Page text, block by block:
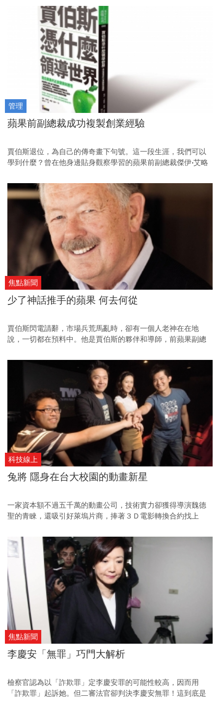
管理
蘋果前副總裁成功複製創業經驗
賈伯斯退位，為自己的傳奇畫下句號。這一段生涯，我們可以
學到什麼？曾在他身邊貼身觀察學習的蘋果前副總裁傑伊‧艾略
焦點新聞
少了神話推手的蘋果 何去何從
賈伯斯閃電請辭，市場兵荒馬亂時，卻有一個人老神在在地
說，一切都在預料中。他是賈伯斯的夥伴和導師，前蘋果副總
斯憑什麼領導世界》上市之際，《今周刊》採訪到艾略特，請
他分析後賈伯斯時代的蘋果未來。
科技線上
兔將 隱身在台大校園的動畫新星
一家資本額不過五千萬的動畫公司，技術實力卻獲得導演魏德
聖的青睞，還吸引好萊塢片商，捧著３Ｄ電影轉換合約找上
焦點新聞
李慶安「無罪」巧門大解析
檢察官認為以「詐欺罪」定李慶安罪的可能性較高，因而用
「詐欺罪」起訴她。但二審法官卻判決李慶安無罪！這到底是